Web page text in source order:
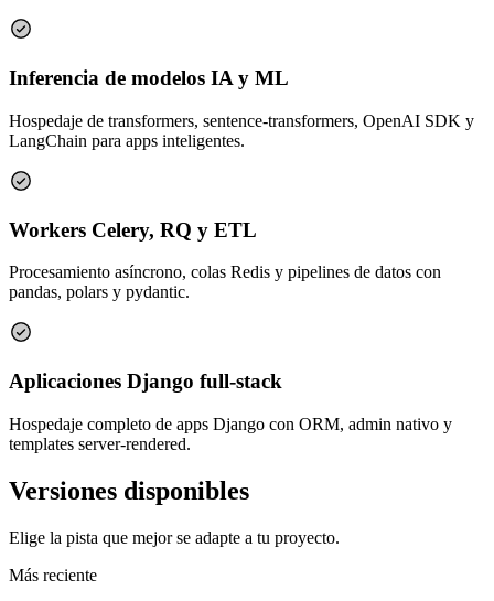
Inferencia de modelos IA y ML
Hospedaje de transformers, sentence-transformers, OpenAI SDK y
LangChain para apps inteligentes.
Workers Celery, RQ y ETL
Procesamiento asíncrono, colas Redis y pipelines de datos con
pandas, polars y pydantic.
Aplicaciones Django full-stack
Hospedaje completo de apps Django con ORM, admin nativo y
templates server-rendered.
Versiones disponibles
Elige la pista que mejor se adapte a tu proyecto.
Más reciente